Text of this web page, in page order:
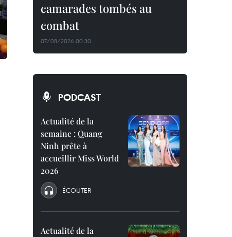
camarades tombés au
combat
07/08/2026 00:30
PODCAST
Actualité de la
semaine : Quang
Ninh prête à
accueillir Miss World
2026
ÉCOUTER
Actualité de la